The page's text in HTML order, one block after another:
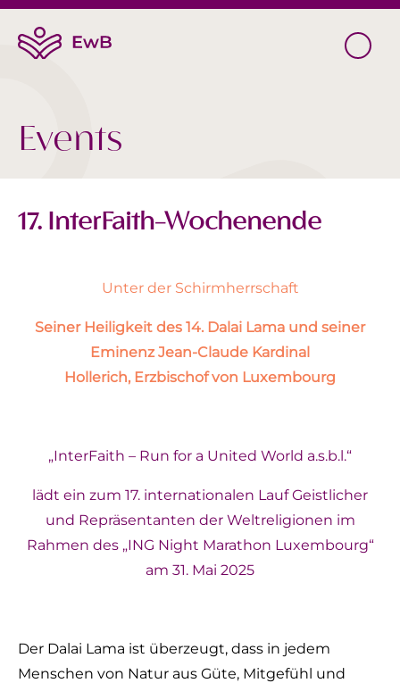
Events
17. InterFaith-Wochenende
Unter der Schirmherrschaft
Seiner Heiligkeit des 14. Dalai Lama und seiner
Eminenz Jean-Claude Kardinal
Hollerich, Erzbischof von Luxembourg
„InterFaith – Run for a United World a.s.b.l.“
lädt ein zum 17. internationalen Lauf Geistlicher
und Repräsentanten der Weltreligionen im
Rahmen des „ING Night Marathon Luxembourg“
am 31. Mai 2025
Der Dalai Lama ist überzeugt, dass in jedem
Menschen von Natur aus Güte, Mitgefühl und